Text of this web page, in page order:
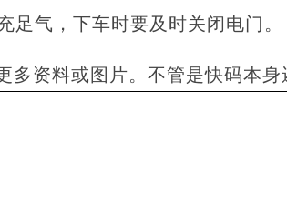
气，下车时要及时关闭电门。
多资料或图片。不管是快码本